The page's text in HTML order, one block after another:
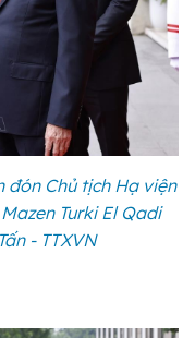
đón Chủ tịch Hạ viện
Turki El Qadi
- TTXVN